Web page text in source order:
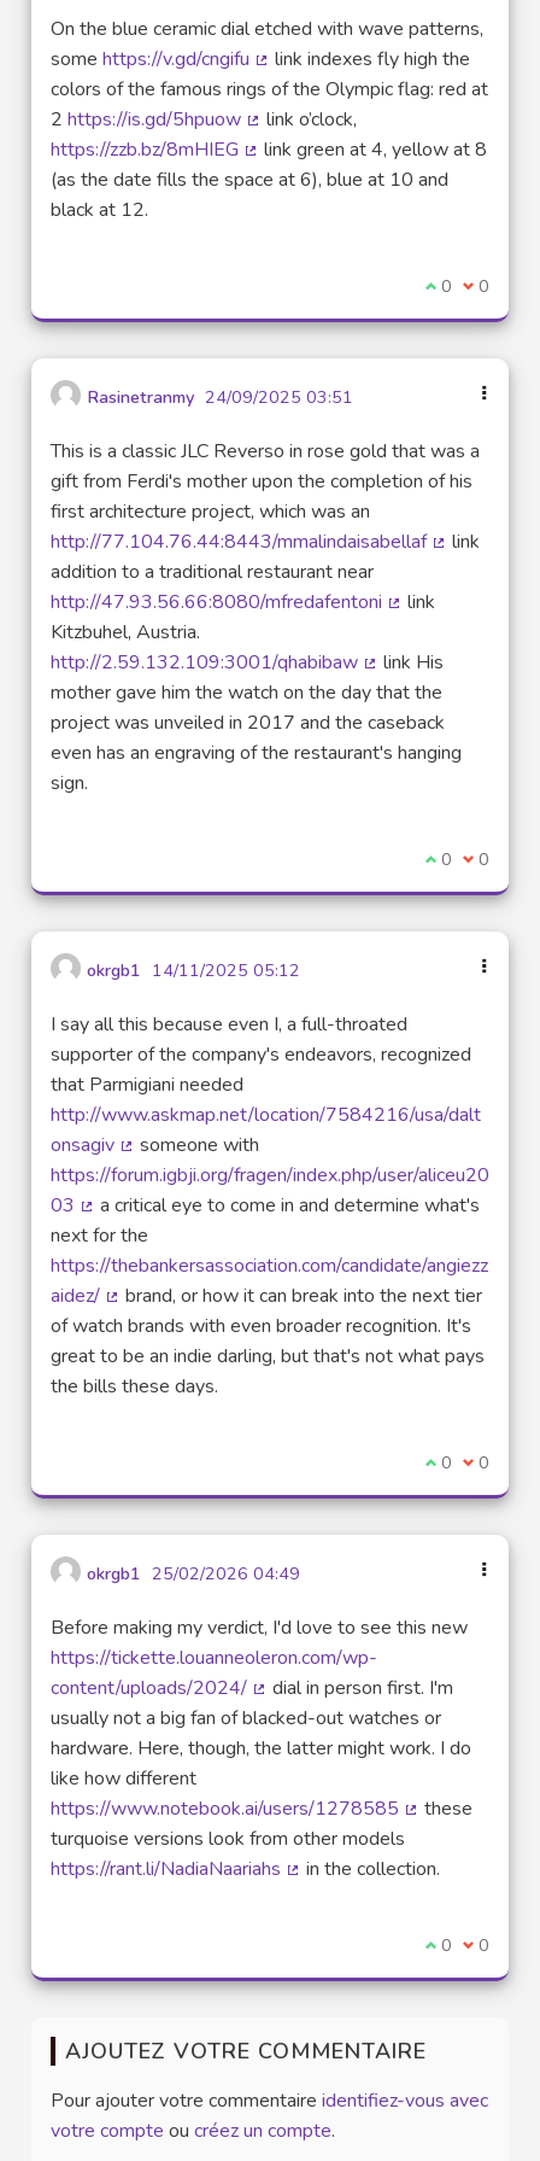
On the blue ceramic dial etched with wave patterns,
some https://v.gd/cngifu
(Lien externe)
link indexes fly high the
colors of the famous rings of the Olympic flag: red at
2 https://is.gd/5hpuow
(Lien externe)
link o’clock,
https://zzb.bz/8mHIEG
(Lien externe)
link green at 4, yellow at 8
(as the date fills the space at 6), blue at 10 and
black at 12.
Je suis
0 Je ne
0
Rasinetranmy 24/09/2025 03:51
This is a classic JLC Reverso in rose gold that was a
gift from Ferdi's mother upon the completion of his
first architecture project, which was an
http://77.104.76.44:8443/mmalindaisabellaf
link
addition to a traditional restaurant near
http://47.93.56.66:8080/mfredafentoni
link
Kitzbuhel, Austria.
http://2.59.132.109:3001/qhabibaw
(Lien externe)
link His
mother gave him the watch on the day that the
project was unveiled in 2017 and the caseback
even has an engraving of the restaurant's hanging
sign.
Je suis
0 Je ne
0
okrgb1 14/11/2025 05:12
I say all this because even I, a full-throated
supporter of the company's endeavors, recognized
that Parmigiani needed
http://www.askmap.net/location/7584216/usa/dalt
onsagiv
(Lien externe)
someone with
https://forum.igbji.org/fragen/index.php/user/aliceu20
03
(Lien externe)
a critical eye to come in and determine what's
next for the
https://thebankersassociation.com/candidate/angiezz
aidez/
(Lien externe)
brand, or how it can break into the next tier
of watch brands with even broader recognition. It's
great to be an indie darling, but that's not what pays
the bills these days.
Je suis
0 Je ne
0
okrgb1 25/02/2026 04:49
Before making my verdict, I'd love to see this new
https://tickette.louanneoleron.com/wp-
content/uploads/2024/
(Lien externe)
dial in person first. I'm
usually not a big fan of blacked-out watches or
hardware. Here, though, the latter might work. I do
like how different
https://www.notebook.ai/users/1278585
these
turquoise versions look from other models
https://rant.li/NadiaNaariahs
in the collection.
Je suis
0 Je ne
0
AJOUTEZ VOTRE COMMENTAIRE
Pour ajouter votre commentaire identifiez-vous avec
votre compte ou créez un compte.